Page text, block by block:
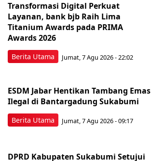
Berita Utama
Transformasi Digital Perkuat
Layanan, bank bjb Raih Lima
Titanium Awards pada PRIMA
Awards 2026
Jumat, 7 Agu 2026 - 22:02
Berita Utama
ESDM Jabar Hentikan Tambang Emas
Ilegal di Bantargadung Sukabumi
Jumat, 7 Agu 2026 - 09:17
DPRD Kabupaten Sukabumi Setujui